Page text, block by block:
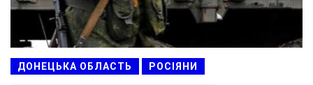
ДОНЕЦЬКА ОБЛАСТЬ РОСІЯНИ